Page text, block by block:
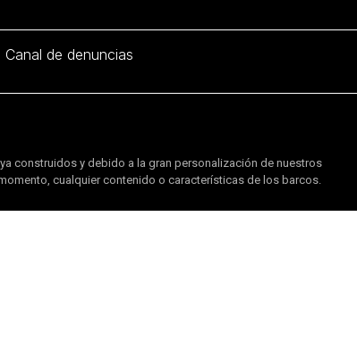
Canal de denuncias
construidos y debido a la gran personalización de nuestros
cualquier contenido o características de los barcos.